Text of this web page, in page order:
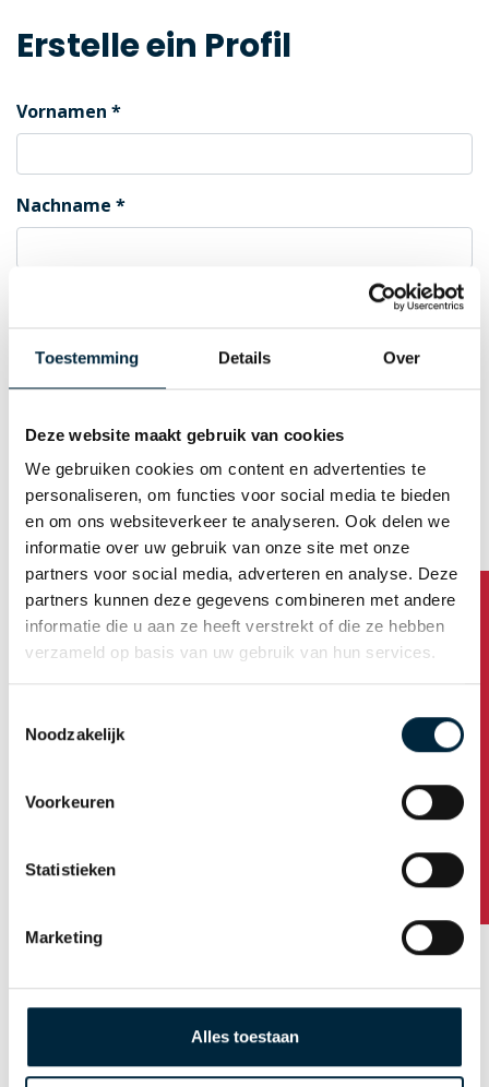
Toestemming Details Over
Deze website maakt gebruik van cookies
We gebruiken cookies om content en advertenties te
personaliseren, om functies voor social media te bieden
en om ons websiteverkeer te analyseren. Ook delen we
informatie over uw gebruik van onze site met onze
partners voor social media, adverteren en analyse. Deze
partners kunnen deze gegevens combineren met andere
informatie die u aan ze heeft verstrekt of die ze hebben
verzameld op basis van uw gebruik van hun services.
Noodzakelijk
Voorkeuren
Statistieken
Marketing
Alles toestaan
Haben Sie Fragen?
Erstelle ein Profil
Vornamen
Nachname
Mann
Frau
E-Mail (Benutzername)
Automatische Kennwortgenerierung
Firmenanschrift
Name der Firma
Adresse